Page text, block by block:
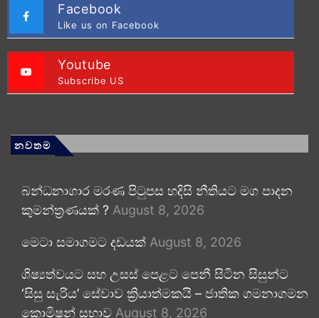
Facebook
Like us on Facebook
Youtube
Subscribe US
නවතම
බන්ධනාගාර මරණ පිටුපස හදිසි නීතියට මග පාදන
කුමන්ත්‍රණයක් ? August 8, 2026
මෙටා සමාගමට දඩයක් August 8, 2026
ශිෂ්‍යත්වයට සහ උසස් පෙළට පෙනී සිටින සිසුන්ට
‘සිසු සැරිය’ සේවාව ක්‍රියාත්මකයි – ජාතික ගමනාගමන
කොමිෂන් සභාව August 8, 2026